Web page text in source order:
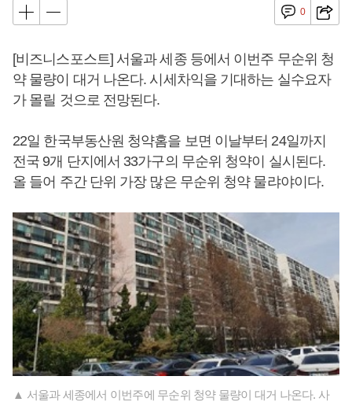
0
[비즈니스포스트] 서울과 세종 등에서 이번주 무순위 청
약 물량이 대거 나온다. 시세차익을 기대하는 실수요자
가 몰릴 것으로 전망된다.
22일 한국부동산원 청약홈을 보면 이날부터 24일까지
전국 9개 단지에서 33가구의 무순위 청약이 실시된다.
올 들어 주간 단위 가장 많은 무순위 청약 물랴야이다.
▲ 서울과 세종에서 이번주에 무순위 청약 물량이 대거 나온다. 사